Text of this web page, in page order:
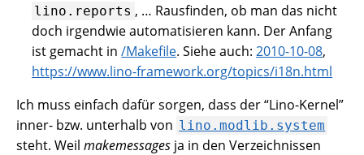
lino.reports , … Rausfinden, ob man das nicht
doch irgendwie automatisieren kann. Der Anfang
ist gemacht in/Makefile. Siehe auch:2010-10-08,
https://www.lino-framework.org/topics/i18n.html
Ich muss einfach dafür sorgen, dass der “Lino-Kernel”
inner- bzw. unterhalb von lino.modlib.system
steht. Weil makemessages ja in den Verzeichnissen